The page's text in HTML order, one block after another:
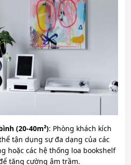
(20-40m²): Phòng khách kích
tận dụng sự đa dạng của các
hoặc các hệ thống loa bookshelf
tăng cường âm trầm.